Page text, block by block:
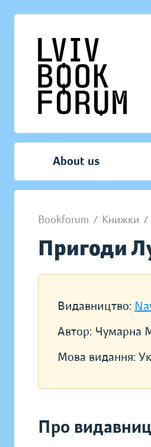
About us
Bookforum / Книжки /
Пригоди
Видавництво:
Автор: Чумарна
Мова видання:
Про